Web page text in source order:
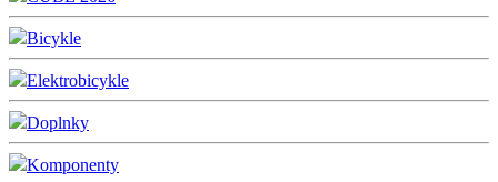
Bicykle
Elektrobicykle
Doplnky
Komponenty